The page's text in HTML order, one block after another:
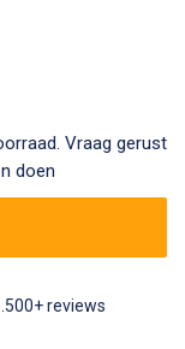
Vraag gerust
doen
reviews